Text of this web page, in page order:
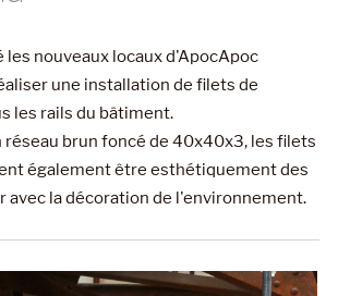
les nouveaux locaux d'ApocApoc
une installation de filets de
les rails du bâtiment.
réseau brun foncé de 40x40x3, les filets
également être esthétiquement des
avec la décoration de l'environnement.